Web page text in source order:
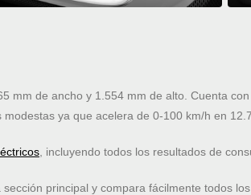
mm de ancho y 1.554 mm de alto. Cuenta
ya que acelera de 0-100 km/h en
, incluyendo todos los resultados de
principal y compara fácilmente todos